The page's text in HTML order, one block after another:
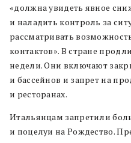
«должна увидеть явное
и наладить контроль за
рассматривать
контактов». В стране
недели. Они включают
и бассейнов и запрет на
и ресторанах.
Итальянцам запретили
и поцелуи на Рождество.